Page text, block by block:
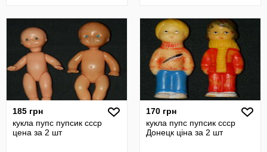
185 грн
кукла пупс пупсик ссср
цена за 2 шт
170 грн
кукла пупс пупсик ссср
Донецк ціна за 2 шт